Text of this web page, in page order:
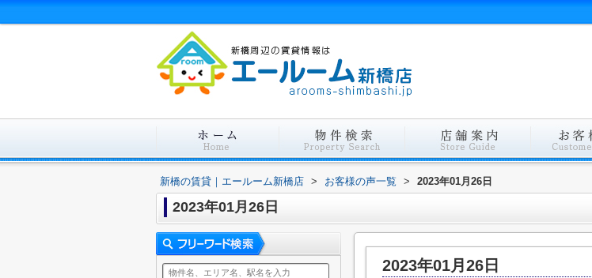
新橋の賃貸｜エールーム新橋店 > お客様の声一覧 > 2023年01月26日
2023年01月26日
2023年01月26日